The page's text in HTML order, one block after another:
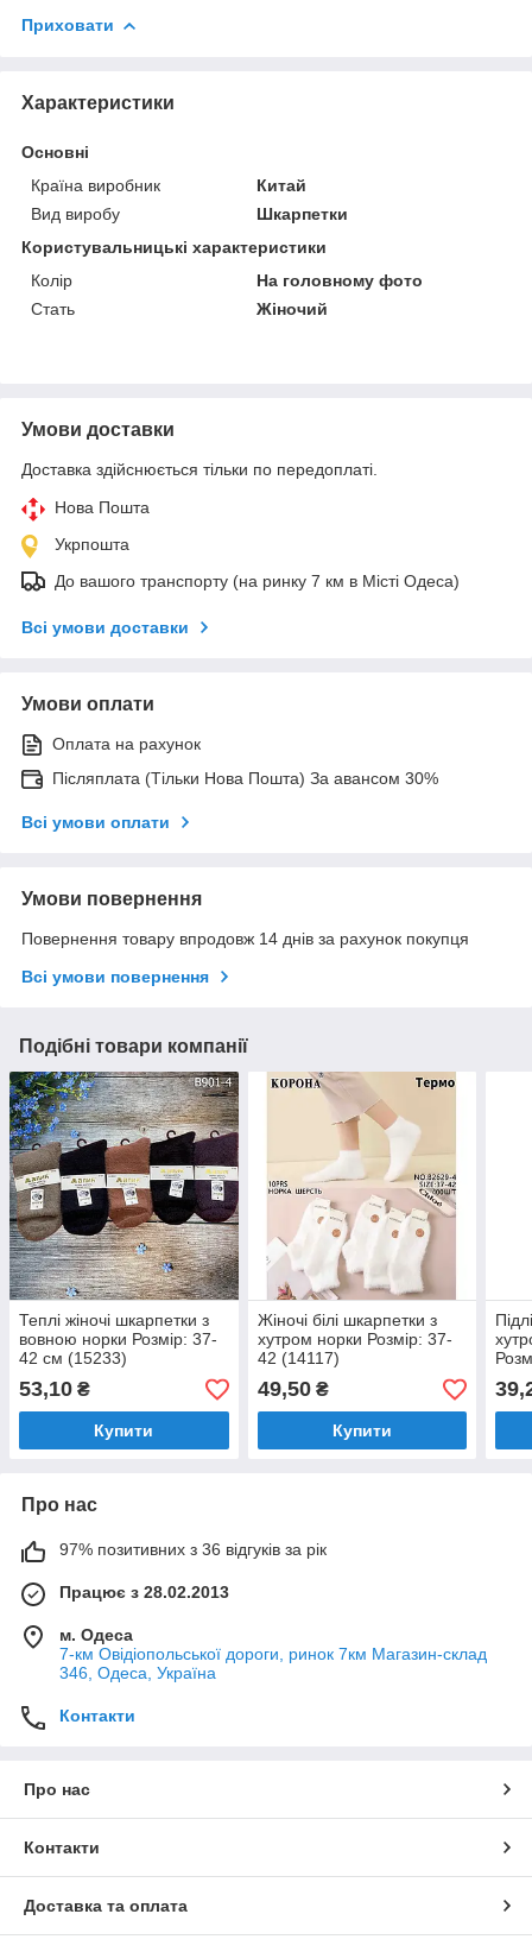
Приховати
Характеристики
Основні
Країна виробник
Китай
Вид виробу
Шкарпетки
Користувальницькі характеристики
Колір
На головному фото
Стать
Жіночий
Умови доставки
Доставка здійснюється тільки по передоплаті.
Нова Пошта
Укрпошта
До вашого транспорту (на ринку 7 км в Місті Одеса)
Всі умови доставки
Умови оплати
Оплата на рахунок
Післяплата (Тільки Нова Пошта) За авансом 30%
Всі умови оплати
Умови повернення
Повернення товару впродовж 14 днів за рахунок покупця
Всі умови повернення
Подібні товари компанії
Теплі жіночі шкарпетки з
вовною норки Розмір: 37-
42 см (15233)
53,10 ₴
Купити
Жіночі білі шкарпетки з
хутром норки Розмір: 37-
42 (14117)
49,50₴
Купити
Про нас
97% позитивних з 36 відгуків за рік
Працює з 28.02.2013
м. Одеса
7-км Овідіопольської дороги, ринок 7км Магазин-склад
346, Одеса, Україна
Контакти
Про нас
Контакти
Доставка та оплата